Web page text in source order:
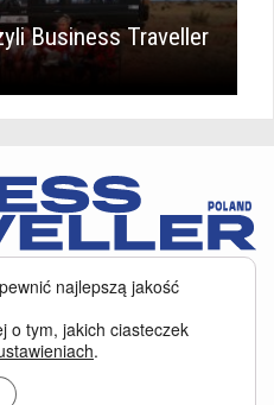
Business Traveller
przede wszystkim w celu
oferowanych usług, a ponadto w
z serwisu oznacza, że pliki
Więcej na temat
Traveller Central Europe Sp. z o.o.
najlepszą jakość
o tym, jakich ciasteczek
.